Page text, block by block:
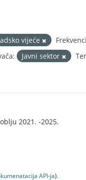
vijeće
Javni sektor
2021. -2025.
API-jа).